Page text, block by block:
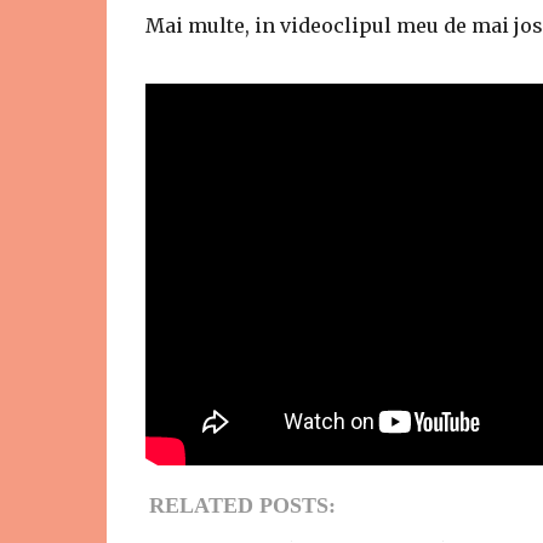
Mai multe, in videoclipul meu de mai
RELATED POSTS: